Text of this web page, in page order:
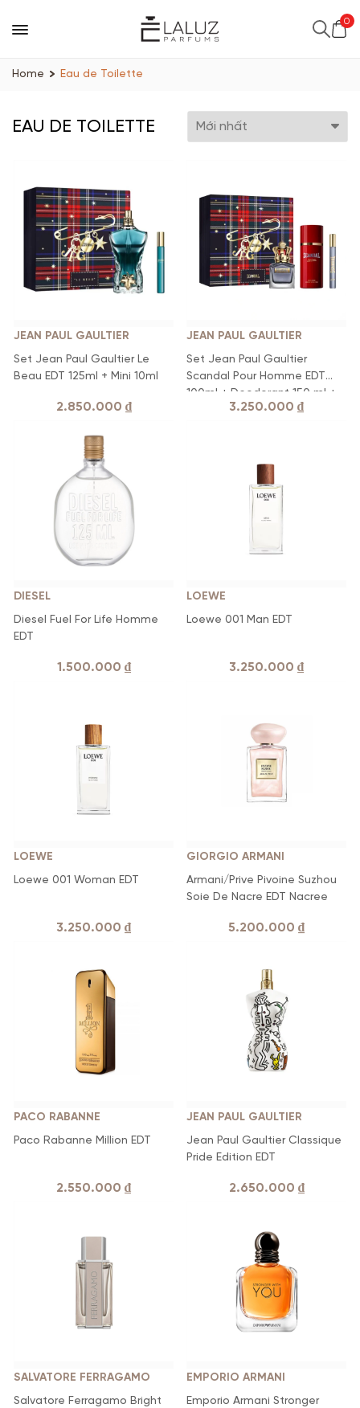
0
Home Eau de Toilette
EAU DE TOILETTE
JEAN PAUL GAULTIER
Set Jean Paul Gaultier Le
Beau EDT 125ml + Mini 10ml
2.850.000 ₫
JEAN PAUL GAULTIER
Set Jean Paul Gaultier
Scandal Pour Homme EDT
100ml + Deodorant 150 ml +
EDT 10ml3.250.000 ₫
DIESEL
Diesel Fuel For Life Homme
EDT
1.500.000 ₫
LOEWE
Loewe 001 Man EDT
3.250.000 ₫
LOEWE
Loewe 001 Woman EDT
3.250.000 ₫
GIORGIO ARMANI
Armani/Prive Pivoine Suzhou
Soie De Nacre EDT Nacree
5.200.000 ₫
PACO RABANNE
Paco Rabanne Million EDT
2.550.000 ₫
JEAN PAUL GAULTIER
Jean Paul Gaultier Classique
Pride Edition EDT
2.650.000 ₫
SALVATORE FERRAGAMO
Salvatore Ferragamo Bright
EMPORIO ARMANI
Emporio Armani Stronger